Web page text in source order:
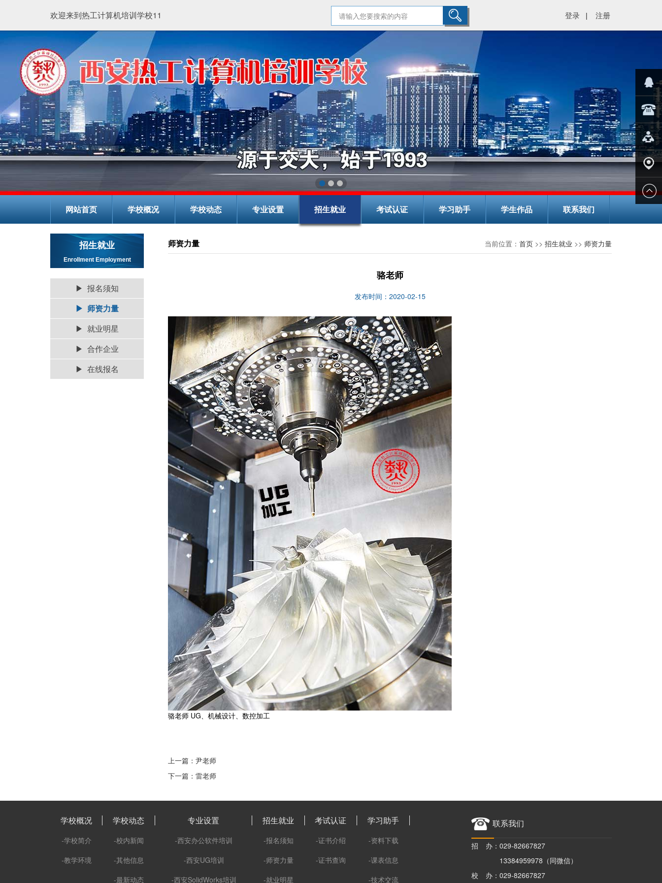
欢迎来到热工计算机培训学校11 登录 | 注册
网站首页 学校概况 学校动态 专业设置 招生就业 考试认证 学习助手 学生作品 联系我们
招生就业
Enrollment Employment
▶ 报名须知
▶ 师资力量
▶ 就业明星
▶ 合作企业
▶ 在线报名
师资力量 当前位置： 首页>> 招生就业 >> 师资力量
骆老师
发布时间：2020-02-15
骆老师 UG、机械设计、数控加工
上一篇：尹老师
下一篇：雷老师
学校概况
-学校简介
-教学环境
学校动态
-校内新闻
-其他信息
-最新动态
专业设置
-西安办公软件培训
-西安UG培训
-西安SolidWorks培训
招生就业
-报名须知
-师资力量
-就业明星
考试认证
-证书介绍
-证书查询
学习助手
-资料下载
-课表信息
-技术交流
联系我们
招 办：029-82667827
13384959978（同微信）
校 办：029-82667827
在线客
服
029-
在线报
学校地